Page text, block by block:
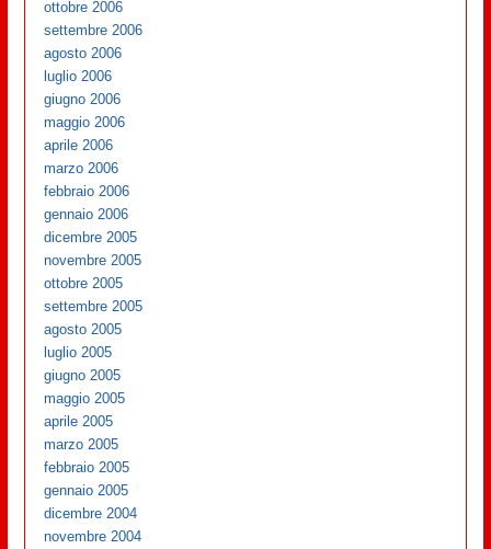
ottobre 2006
settembre 2006
agosto 2006
luglio 2006
giugno 2006
maggio 2006
aprile 2006
marzo 2006
febbraio 2006
gennaio 2006
dicembre 2005
novembre 2005
ottobre 2005
settembre 2005
agosto 2005
luglio 2005
giugno 2005
maggio 2005
aprile 2005
marzo 2005
febbraio 2005
gennaio 2005
dicembre 2004
novembre 2004